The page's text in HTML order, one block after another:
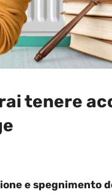
tenere
e spegnimento